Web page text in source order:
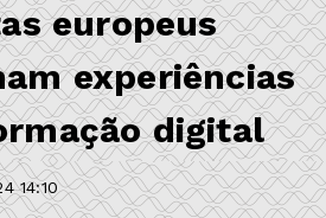
europeus
experiências
digital
14:10